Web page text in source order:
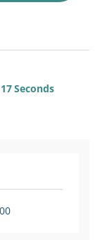
17Seconds